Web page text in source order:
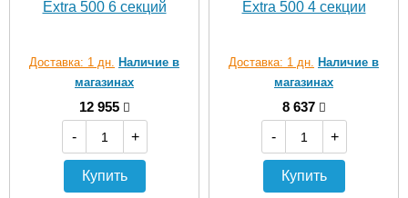
Extra 500 6 секций
Доставка: 1 дн. Наличие в
магазинах
12 955
-
+
Купить
Extra 500 4 секции
Доставка: 1 дн. Наличие в
магазинах
8 637
-
+
Купить